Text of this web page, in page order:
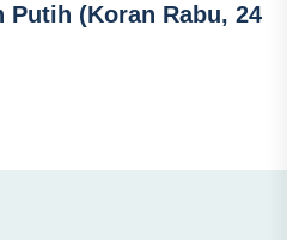
Putih (Koran Rabu, 24